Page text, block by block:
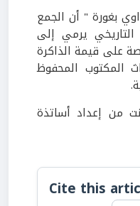
بغورة " أن الجمع
التاريخي يرمي إلى
على قيمة الذاكرة
المكتوب المحفوظ
من إعداد أساتذة
Cite this